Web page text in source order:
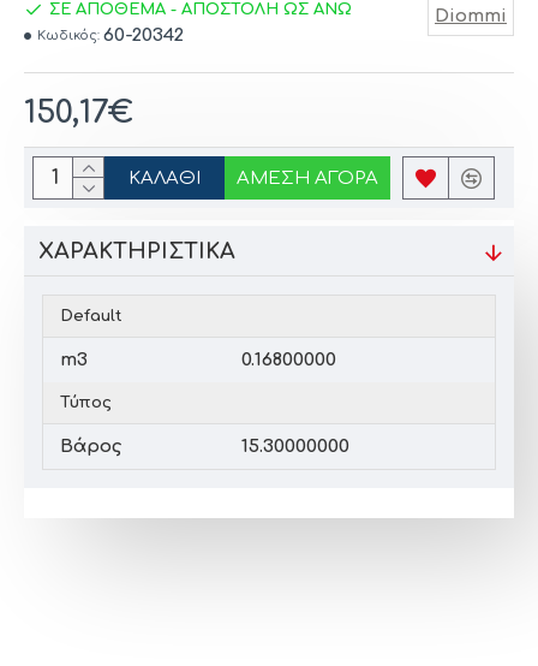
150,17€
ΣΕ ΑΠΟΘΕΜΑ - ΑΠΟΣΤΟΛΗ ΩΣ ΑΝΩ
Κωδικός: 60-20342
Diommi
ΚΑΛΆΘΙ ΆΜΕΣΗ ΑΓΟΡΆ
ΧΑΡΑΚΤΗΡΙΣΤΙΚΆ
Default
m3 0.16800000
Τύπος
Βάρος 15.30000000